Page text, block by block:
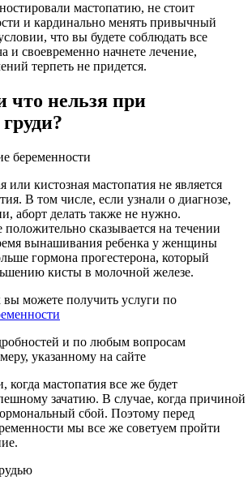
мастопатию, не стоит
и кардинально менять привычный
что вы будете соблюдать все
и своевременно начнете лечение,
терпеть не придется.
что нельзя при
беременности
или кистозная мастопатия не является
В том числе, если узнали о диагнозе,
аборт делать также не нужно.
сказывается на течении
вынашивания ребенка у женщины
гормона прогестерона, который
кисты в молочной железе.
можете получить услуги по
и по любым вопросам
указанному на сайте
когда мастопатия все же будет
зачатию. В случае, когда причиной
сбой. Поэтому перед
мы все же советуем пройти